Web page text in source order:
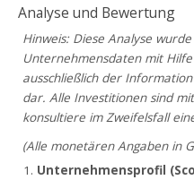
Analyse und Bewertung
Hinweis: Diese Analyse
Unternehmensdaten mit
ausschließlich der
dar. Alle Investitionen sind
konsultiere im Zweifelsfall
(Alle monetären Angaben in
Unternehmensprofil